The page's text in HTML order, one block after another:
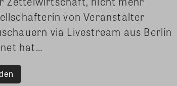
von Veranstalter
via Livestream aus Berlin
hat…